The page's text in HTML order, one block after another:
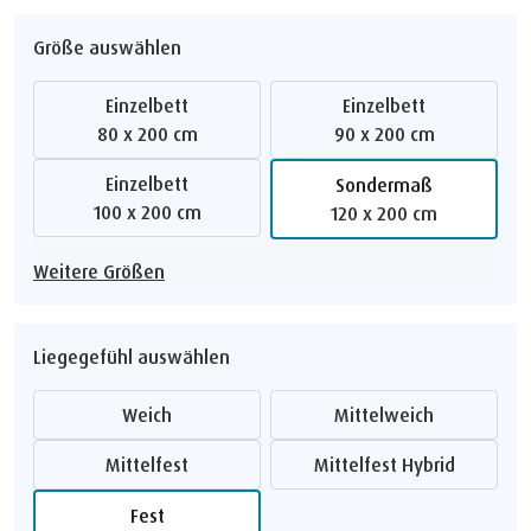
Größe auswählen
Einzelbett
80 x 200 cm
Einzelbett
90 x 200 cm
Einzelbett
100 x 200 cm
Sondermaß
120 x 200 cm
Weitere Größen
Liegegefühl auswählen
Weich Mittelweich
Mittelfest Mittelfest Hybrid
Fest